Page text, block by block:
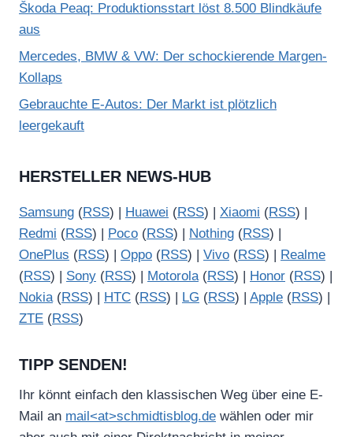
Škoda Peaq: Produktionsstart löst 8.500 Blindkäufe
aus
Mercedes, BMW & VW: Der schockierende Margen-
Kollaps
Gebrauchte E-Autos: Der Markt ist plötzlich
leergekauft
HERSTELLER NEWS-HUB
Samsung (RSS) | Huawei (RSS) | Xiaomi (RSS) |
Redmi (RSS) | Poco (RSS) | Nothing (RSS) |
OnePlus (RSS) | Oppo (RSS) | Vivo (RSS) |
Realme
(RSS) | Sony (RSS) | Motorola(RSS) | Honor (RSS) |
Nokia(RSS) | HTC (RSS) | LG (RSS) | Apple (RSS) |
ZTE (RSS)
TIPP SENDEN!
Ihr könnt einfach den klassischen Weg über eine E-
Mail an mail<at>schmidtisblog.de wählen oder mir